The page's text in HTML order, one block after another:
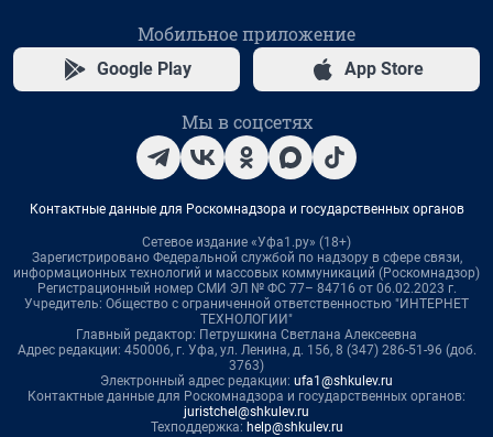
Мобильное приложение
Google Play App Store
Мы в соцсетях
Контактные данные для Роскомнадзора и государственных органов
Сетевое издание «Уфа1.ру» (18+)
Зарегистрировано Федеральной службой по надзору в сфере связи,
информационных технологий и массовых коммуникаций (Роскомнадзор)
Регистрационный номер СМИ ЭЛ № ФС 77– 84716 от 06.02.2023 г.
Учредитель: Общество с ограниченной ответственностью "ИНТЕРНЕТ
ТЕХНОЛОГИИ"
Главный редактор: Петрушкина Светлана Алексеевна
Адрес редакции: 450006, г. Уфа, ул. Ленина, д. 156, 8 (347) 286-51-96 (доб.
3763)
Электронный адрес редакции: ufa1@shkulev.ru
Контактные данные для Роскомнадзора и государственных органов:
juristchel@shkulev.ru
Техподдержка: help@shkulev.ru